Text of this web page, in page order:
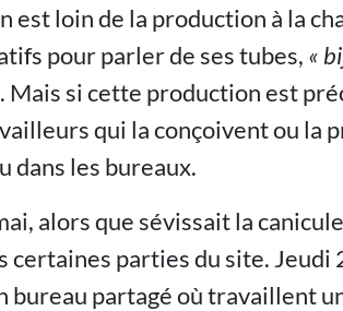
est loin de la production à la
pour parler de ses tubes, «
. Mais si cette production est
qui la conçoivent ou la
dans les bureaux.
alors que sévissait la
certaines parties du site. Jeudi
bureau partagé où travaillent